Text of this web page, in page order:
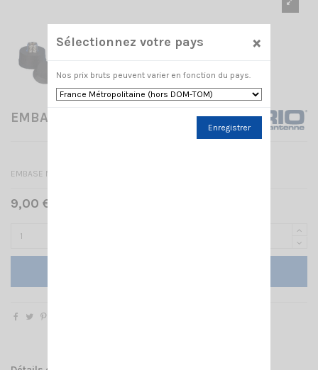
EMBASE NE PL TURBO SIRIO
EMBASE NE PL SIRIO
9,00 € TTC
Sélectionnez votre pays ×
Nos prix bruts peuvent varier en fonction du pays.
Enregistrer